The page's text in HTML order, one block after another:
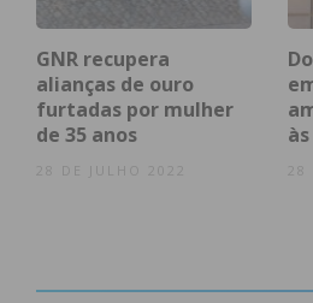
GNR recupera
alianças de ouro
furtadas por mulher
de 35 anos